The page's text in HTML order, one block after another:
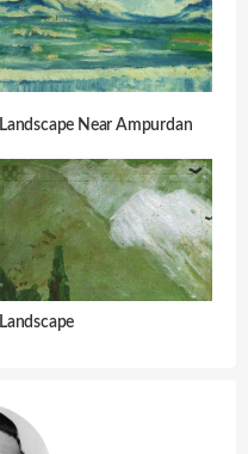
Landscape Near Ampurdan
Landscape